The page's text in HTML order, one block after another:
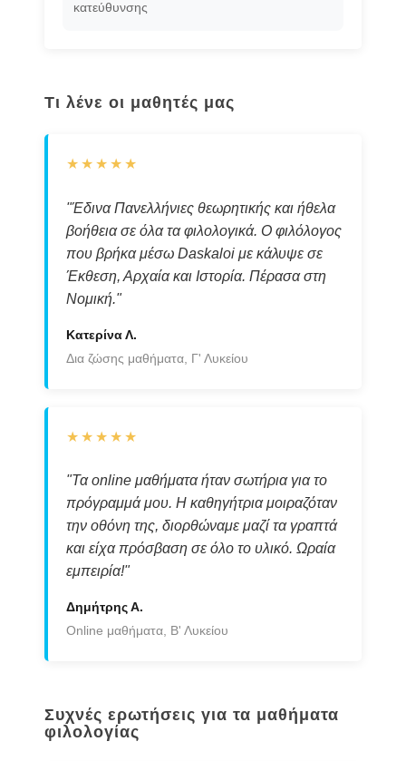
κατεύθυνσης
Τι λένε οι μαθητές μας
★★★★★
"Έδινα Πανελλήνιες θεωρητικής και ήθελα
βοήθεια σε όλα τα φιλολογικά. Ο φιλόλογος
που βρήκα μέσω Daskaloi με κάλυψε σε
Έκθεση, Αρχαία και Ιστορία. Πέρασα στη
Νομική."
Κατερίνα Λ.
Δια ζώσης μαθήματα, Γ' Λυκείου
★★★★★
"Τα online μαθήματα ήταν σωτήρια για το
πρόγραμμά μου. Η καθηγήτρια μοιραζόταν
την οθόνη της, διορθώναμε μαζί τα γραπτά
και είχα πρόσβαση σε όλο το υλικό. Ωραία
εμπειρία!"
Δημήτρης Α.
Online μαθήματα, Β' Λυκείου
Συχνές ερωτήσεις για τα μαθήματα
φιλολογίας